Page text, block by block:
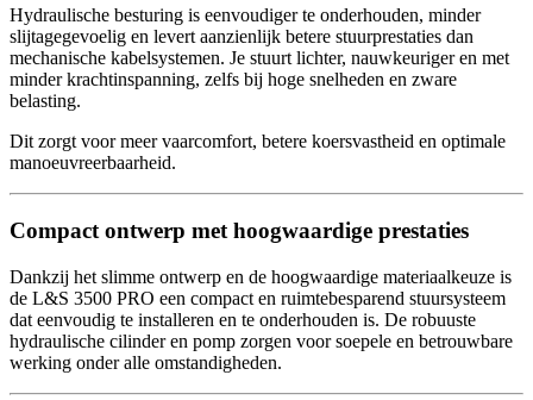
Hydraulische besturing is eenvoudiger te onderhouden, minder
slijtagegevoelig en levert aanzienlijk betere stuurprestaties dan
mechanische kabelsystemen. Je stuurt lichter, nauwkeuriger en met
minder krachtinspanning, zelfs bij hoge snelheden en zware
belasting.
Dit zorgt voor meer vaarcomfort, betere koersvastheid en optimale
manoeuvreerbaarheid.
Compact ontwerp met hoogwaardige prestaties
Dankzij het slimme ontwerp en de hoogwaardige materiaalkeuze is
de L&S 3500 PRO een compact en ruimtebesparend stuursysteem
dat eenvoudig te installeren en te onderhouden is. De robuuste
hydraulische cilinder en pomp zorgen voor soepele en betrouwbare
werking onder alle omstandigheden.